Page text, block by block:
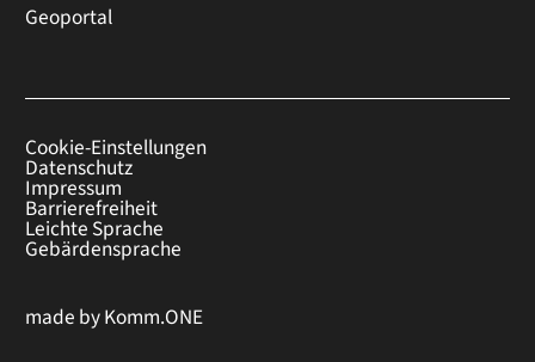
Geoportal
Cookie-Einstellungen
Datenschutz
Impressum
Barrierefreiheit
Leichte Sprache
Gebärdensprache
made byKomm.ONE